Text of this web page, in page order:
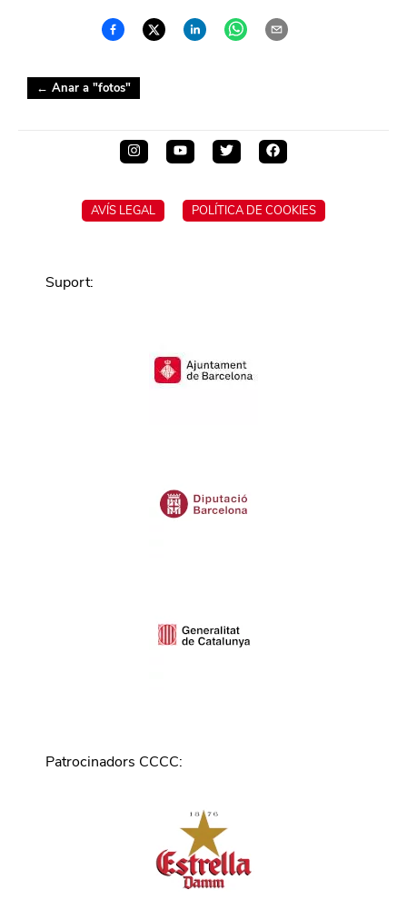
← Anar a "fotos"
AVÍS LEGAL POLÍTICA DE COOKIES
Suport:
Patrocinadors CCCC: